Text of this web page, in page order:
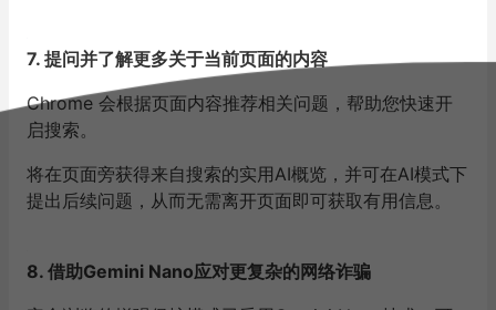
7. 提问并了解更多关于当前页面的内容
Chrome 会根据页面内容推荐相关问题，帮助您快速开
启搜索。
将在页面旁获得来自搜索的实用AI概览，并可在AI模式下
提出后续问题，从而无需离开页面即可获取有用信息。
8. 借助Gemini Nano应对更复杂的网络诈骗